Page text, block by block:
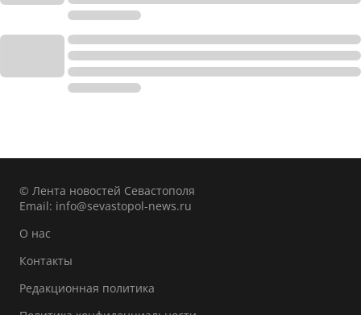
© Лента новостей Севастополя
Email: info@sevastopol-news.ru
О нас
Контакты
Редакционная политика